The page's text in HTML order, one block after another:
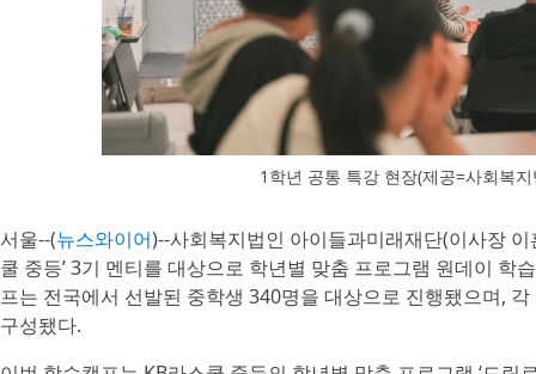
1학년 공통 특강 현장(제공=사회복
서울--(뉴스와이어)--사회복지법인 아이들과미래재단(이사장
쿨 중등’ 3기 멘티를 대상으로 학년별 맞춤 프로그램 원데이 학
프는 전국에서 선발된 중학생 340명을 대상으로 진행됐으며,
구성됐다.